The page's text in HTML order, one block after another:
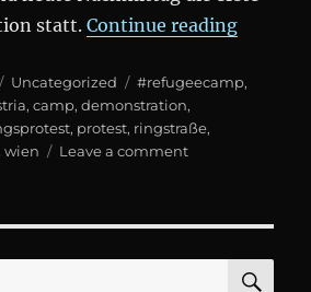
statt.Continue reading
Categories
Uncategorized Tags
#refugeecamp,
,camp,demonstration,
, protest, ringstraße,
,wien Leave a commenton